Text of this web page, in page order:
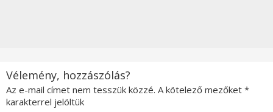
Vélemény, hozzászólás?
Az e-mail címet nem tesszük közzé. A kötelező mezőket *
karakterrel jelöltük